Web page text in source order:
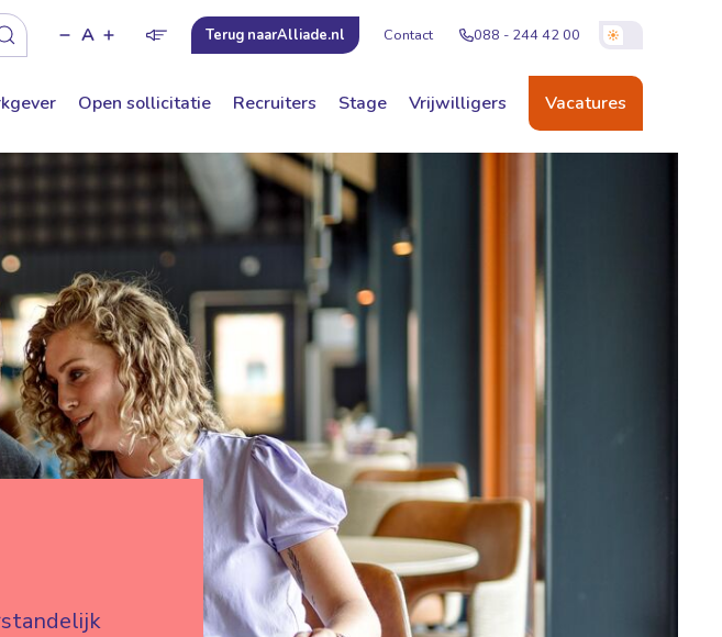
A Terug naarAlliade.nl Contact 088 - 244 42 00
Open sollicitatie Recruiters Stage Vrijwilligers Vacatures